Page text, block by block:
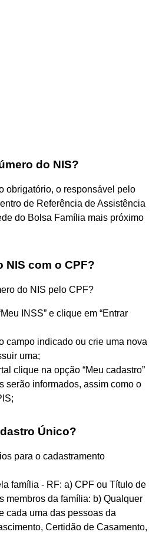
do NIS?
obrigatório, o responsável pelo
de Referência de Assistência
do Bolsa Família mais próximo
NIS com o CPF?
do NIS pelo CPF?
INSS” e clique em “Entrar
campo indicado ou crie uma nova
uma;
clique na opção “Meu cadastro”
serão informados, assim como o
Único?
para o cadastramento
família - RF: a) CPF ou Título de
membros da família: b) Qualquer
cada uma das pessoas da
Certidão de Casamento,